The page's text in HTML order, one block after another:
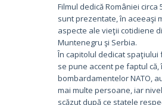
Filmul dedică României circa
sunt prezentate, în aceeaşi
aspecte ale vieţii cotidiene
Muntenegru şi Serbia.
În capitolul dedicat spaţiului
se pune accent pe faptul că,
bombardamentelor NATO,
mai multe persoane, iar
scăzut după ce statele